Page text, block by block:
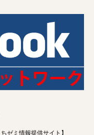
ゼミ情報提供サイト】